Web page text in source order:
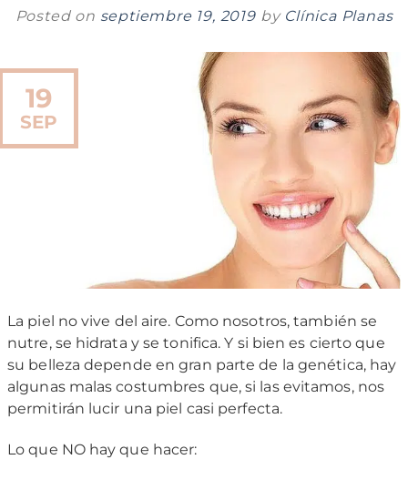
Posted on septiembre 19, 2019 by Clínica Planas
19
SEP
La piel no vive del aire. Como nosotros, también se
nutre, se hidrata y se tonifica. Y si bien es cierto que
su belleza depende en gran parte de la genética, hay
algunas malas costumbres que, si las evitamos, nos
permitirán lucir una piel casi perfecta.
Lo que NO hay que hacer: